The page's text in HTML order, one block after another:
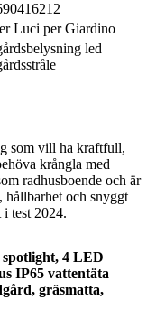
Luci per Giardino
led
som vill ha kraftfull,
krångla med
radhusboende och är
hållbarhet och snyggt
test 2024.
4 LED
IP65 vattentäta
gräsmatta,